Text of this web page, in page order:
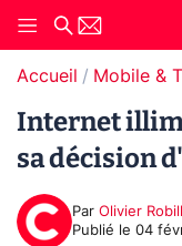
Accueil Mobile &
Internet
sa décision
Par Olivier
Publié le 04